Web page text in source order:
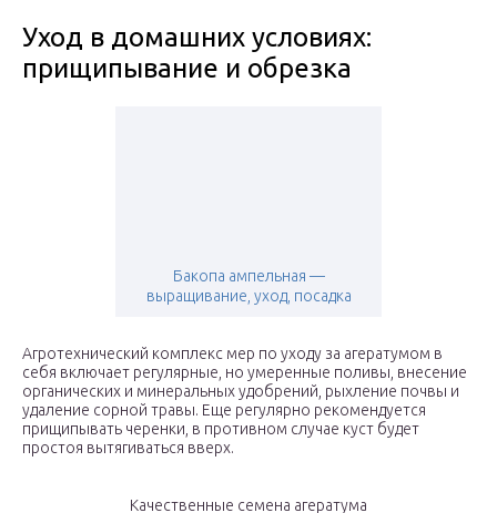
Уход в домашних условиях:
прищипывание и обрезка
Бакопа ампельная —
выращивание, уход, посадка
Агротехнический комплекс мер по уходу за агератумом в
себя включает регулярные, но умеренные поливы, внесение
органических и минеральных удобрений, рыхление почвы и
удаление сорной травы. Еще регулярно рекомендуется
прищипывать черенки, в противном случае куст будет
простоя вытягиваться вверх.
Качественные семена агератума